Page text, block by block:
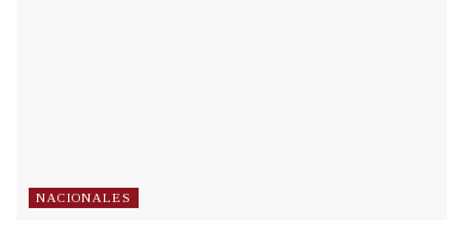
NACIONALES